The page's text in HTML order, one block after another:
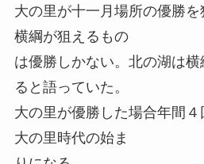
大の里が十一月場所の優勝を
横綱が狙えるもの
は優勝しかない。北の湖は
ると語っていた。
大の里が優勝した場合年間
大の里時代の始ま